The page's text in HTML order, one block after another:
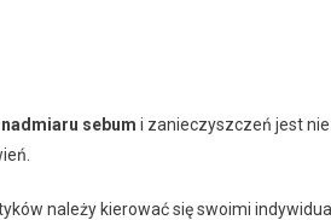
sebum i zanieczyszczeń jest
należy kierować się swoimi